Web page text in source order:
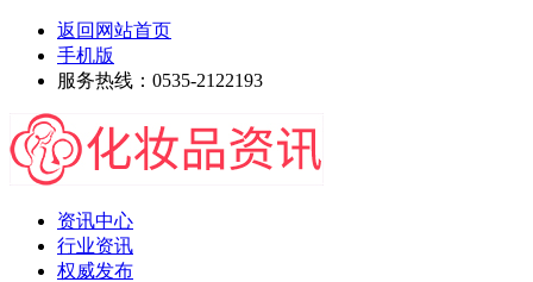
返回网站首页
手机版
服务热线：0535-2122193
资讯中心
行业资讯
权威发布